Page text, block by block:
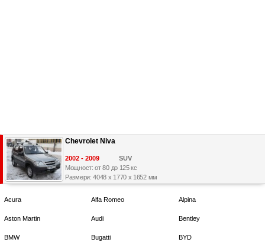
Chevrolet Niva
2002 - 2009
SUV
Мощност: от 80 до 125 кс
Размери: 4048 x 1770 x 1652 мм
Acura Alfa Romeo Alpina
Aston Martin Audi Bentley
BMW Bugatti BYD